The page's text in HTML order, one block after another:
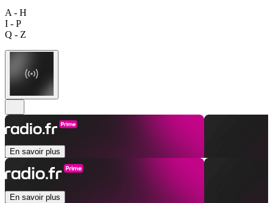
A - H
I - P
Q - Z
En savoir plus
En savoir plus